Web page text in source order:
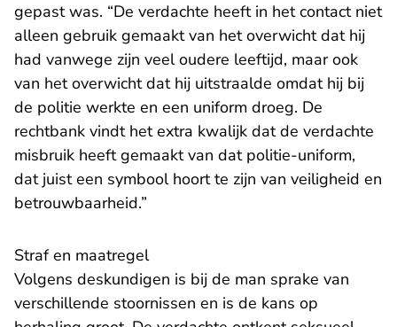
gepast was. “De verdachte heeft in het contact niet
alleen gebruik gemaakt van het overwicht dat hij
had vanwege zijn veel oudere leeftijd, maar ook
van het overwicht dat hij uitstraalde omdat hij bij
de politie werkte en een uniform droeg. De
rechtbank vindt het extra kwalijk dat de verdachte
misbruik heeft gemaakt van dat politie-uniform,
dat juist een symbool hoort te zijn van veiligheid en
betrouwbaarheid.”
Straf en maatregel
Volgens deskundigen is bij de man sprake van
verschillende stoornissen en is de kans op